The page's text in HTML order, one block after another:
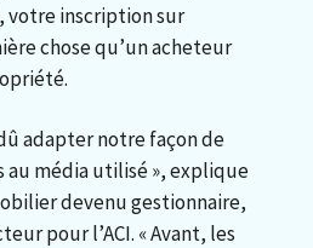
votre inscription sur
chose qu’un acheteur
adapter notre façon de
média utilisé », explique
devenu gestionnaire,
pour l’ACI. « Avant, les